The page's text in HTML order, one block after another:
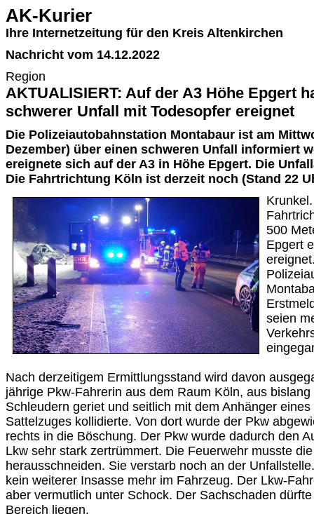
AK-Kurier
Ihre Internetzeitung für den Kreis Altenkirchen
Nachricht vom 14.12.2022
Region
AKTUALISIERT: Auf der A3 Höhe Epgert
schwerer Unfall mit Todesopfer ereignet
Die Polizeiautobahnstation Montabaur ist am
Dezember) über einen schweren Unfall informiert
ereignete sich auf der A3 in Höhe Epgert. Die
Die Fahrtrichtung Köln ist derzeit noch (Stand 22
500
Epgert
seien
Nach derzeitigem Ermittlungsstand wird davon
jährige Pkw-Fahrerin aus dem Raum Köln, aus
Schleudern geriet und seitlich mit dem Anhänger
Sattelzuges kollidierte. Von dort wurde der Pkw
rechts in die Böschung. Der Pkw wurde dadurch den
Lkw sehr stark zertrümmert. Die Feuerwehr musste
herausschneiden. Sie verstarb noch an der
kein weiterer Insasse mehr im Fahrzeug. Der Lkw-
aber vermutlich unter Schock. Der Sachschaden
Bereich liegen.